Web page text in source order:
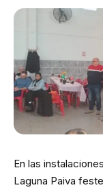
En las
Laguna Paiva